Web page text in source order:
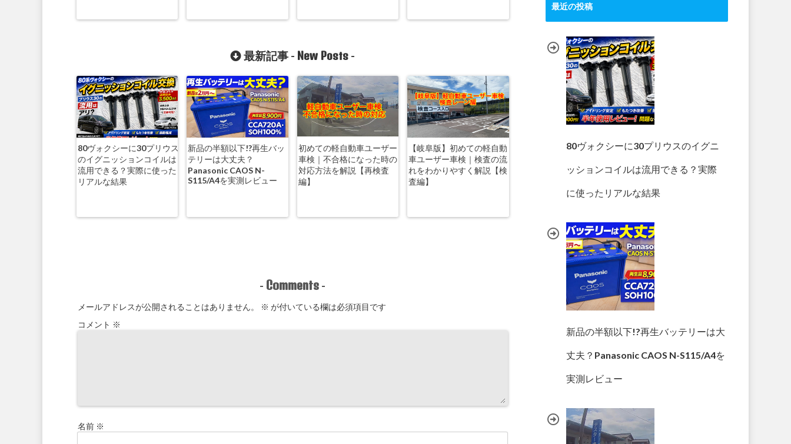
最新記事 - New Posts -
80ヴォクシーに30プリウス
のイグニッションコイルは
流用できる？実際に使った
リアルな結果
新品の半額以下!?再生バッ
テリーは大丈夫？
Panasonic CAOS N-
S115/A4を実測レビュー
初めての軽自動車ユーザー
車検｜不合格になった時の
対応方法を解説【再検査
編】
【岐阜版】初めての軽自動
車ユーザー車検｜検査の流
れをわかりやすく解説【検
査編】
- Comments -
メールアドレスが公開されることはありません。 ※ が付いている欄は必須項目です
コメント ※
名前 ※
最近の投稿
80ヴォクシーに30プリウスのイグニ
ッションコイルは流用できる？実際
に使ったリアルな結果
新品の半額以下!?再生バッテリーは大
丈夫？Panasonic CAOS N-S115/A4を
実測レビュー